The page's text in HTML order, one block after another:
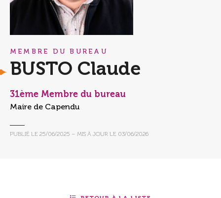
MEMBRE DU BUREAU
BUSTO Claude
31ème Membre du bureau
Maire de Capendu
PUBLIÉ LE 25/06/2025 – MIS À JOUR LE 03/06/2026